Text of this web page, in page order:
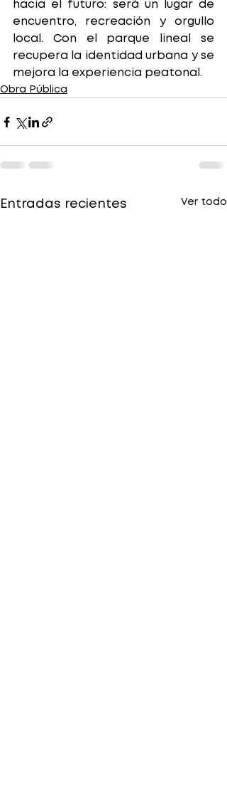
hacia el futuro: será un lugar de
encuentro, recreación y orgullo
local. Con el parque lineal se
recupera la identidad urbana y se
mejora la experiencia peatonal.
Obra Pública
Entradas recientes Ver todo